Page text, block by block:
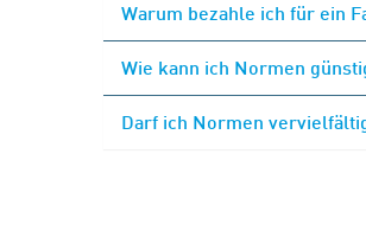
Warum bezahle ich für ein
Wie kann ich Normen
Darf ich Normen